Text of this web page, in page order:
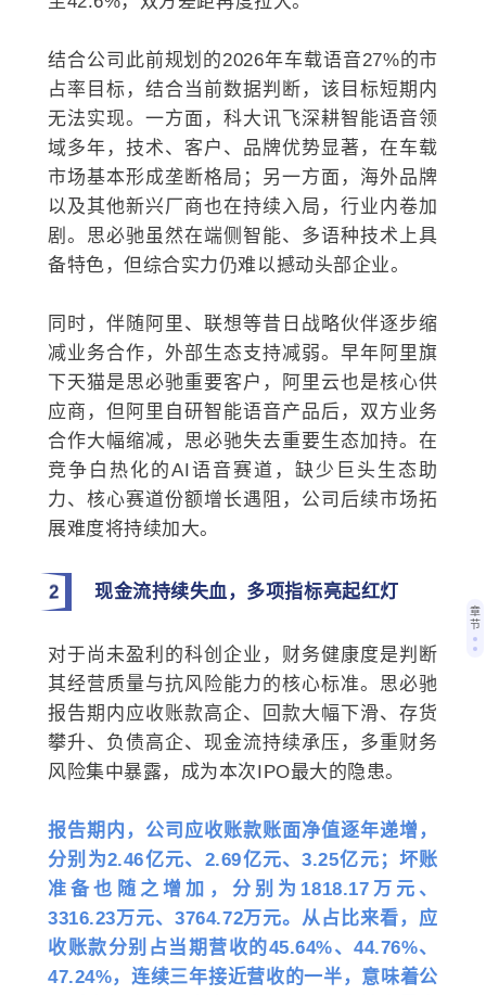
结合公司此前规划的2026年车载语音27%的市
占率目标，结合当前数据判断，该目标短期内
无法实现。一方面，科大讯飞深耕智能语音领
域多年，技术、客户、品牌优势显著，在车载
市场基本形成垄断格局；另一方面，海外品牌
以及其他新兴厂商也在持续入局，行业内卷加
剧。思必驰虽然在端侧智能、多语种技术上具
备特色，但综合实力仍难以撼动头部企业。
同时，伴随阿里、联想等昔日战略伙伴逐步缩
减业务合作，外部生态支持减弱。早年阿里旗
下天猫是思必驰重要客户，阿里云也是核心供
应商，但阿里自研智能语音产品后，双方业务
合作大幅缩减，思必驰失去重要生态加持。在
竞争白热化的AI语音赛道，缺少巨头生态助
力、核心赛道份额增长遇阻，公司后续市场拓
展难度将持续加大。
2 现金流持续失血，多项指标亮起红灯
对于尚未盈利的科创企业，财务健康度是判断
其经营质量与抗风险能力的核心标准。思必驰
报告期内应收账款高企、回款大幅下滑、存货
攀升、负债高企、现金流持续承压，多重财务
风险集中暴露，成为本次IPO最大的隐患。
报告期内，公司应收账款账面净值逐年递增，
分别为2.46亿元、2.69亿元、3.25亿元；坏账
准备也随之增加，分别为1818.17万元、
3316.23万元、3764.72万元。从占比来看，应
收账款分别占当期营收的45.64%、44.76%、
47.24%，连续三年接近营收的一半，意味着公
章
节